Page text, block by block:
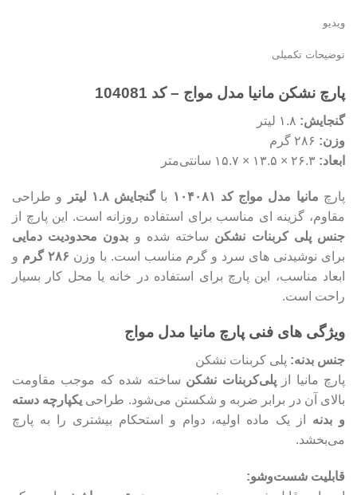
ویدیو
توضیحات تکمیلی
پارچ نشکن مانیا مدل مواج – کد 104081
گنجایش:
وزن:
ابعاد:
پارچ مانیا مدل مواج کد ۱۰۴۰۸۱ باگنجایش ۱.۸ لیتر
و طراحی
مقاوم، گزینه‌ ای مناسب برای استفاده روزانه است. این پارچ از
جنس پلی‌ کربنات نشکن ساخته شده و بدون محدودیت دمایی
برای نوشیدنی‌ های سرد و گرم مناسب است. با وزن ۲۸۶ گرم
و
ابعاد مناسب، این پارچ برای استفاده در خانه یا محل کار بسیار
راحت است.
ویژگی‌ های فنی پارچ مانیا مدل مواج
جنس بدنه: پلی‌ کربنات نشکن
پارچ مانیا ازپلی‌کربنات نشکن ساخته شده که موجب مقاومت
بالای آن در برابر ضربه و شکستن می‌شود. طراحی یکپارچه دسته
و بدنه از یک ماده اولیه، دوام و استحکام بیشتری را به پارچ
می‌بخشد.
قابلیت شست‌وشو: